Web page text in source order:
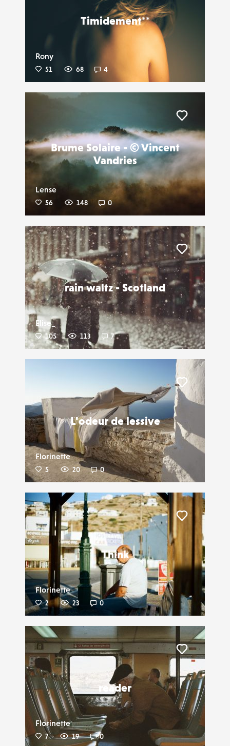
Timidement**
Rony
51 68 4
Brume Solaire - © Vincent
Vandries
Lense
56 148 0
rain waltz - Scotland
Elise_
105 113 7
Liker
L'odeur de lessive
Florinette
5 20 0
Liker
Think
Florinette
2 23 0
reader
Florinette
7 19 0
Liker